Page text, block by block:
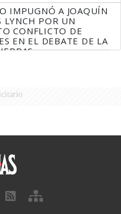
IMPUGNÓ A JOAQUÍN
LYNCH POR UN
CONFLICTO DE
EN EL DEBATE DE LA